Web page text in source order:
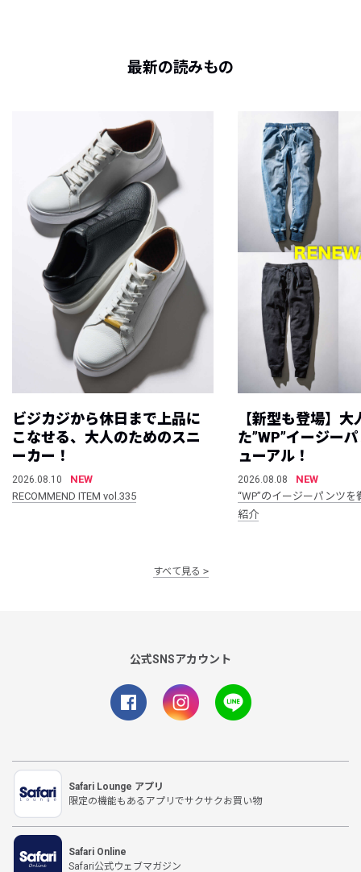
最新の読みもの
ビジカジから休日まで上品に
こなせる、大人のためのスニ
ーカー！
2026.08.10
NEW
RECOMMEND ITEM vol.335
【新型も登場】大
た”WP”イージー
ューアル！
2026.08.08
NEW
“WP”のイージーパンツ
紹介
すべて見る
公式SNSアカウント
Safari Lounge アプリ
限定の機能もあるアプリでサクサクお買い物
Safari Online
Safari公式ウェブマガジン